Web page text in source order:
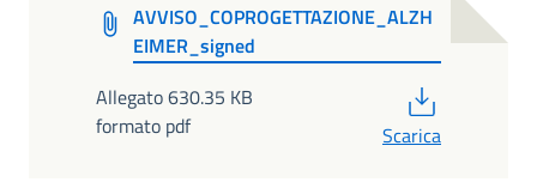
AVVISO_COPROGETTAZIONE_ALZH
EIMER_signed
Allegato 630.35 KB
formato pdf
Scarica